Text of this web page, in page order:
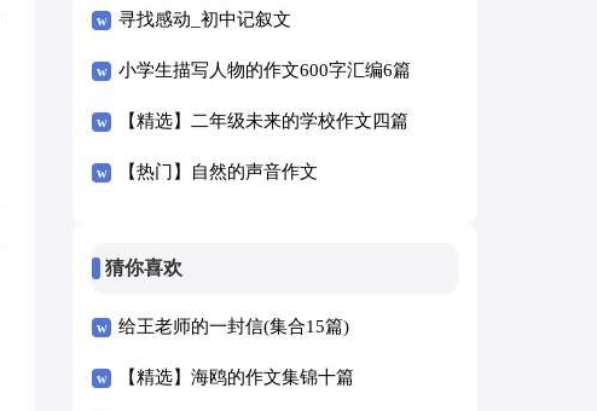
寻找感动_初中记叙文
小学生描写人物的作文600字汇编6篇
【精选】二年级未来的学校作文四篇
【热门】自然的声音作文
猜你喜欢
给王老师的一封信(集合15篇)
【精选】海鸥的作文集锦十篇